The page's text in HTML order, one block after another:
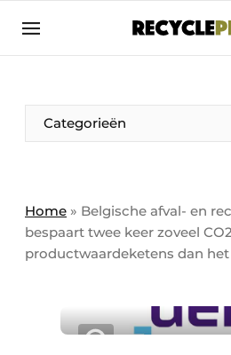
Aanmelden
Bedrijven
Bedrijven
Direct contact
Evenement aanmelden
Podcasts
Categorieën
Column VOORUIT
De Pen
Recyclagebedrijf in de kijker
Home » Belgische afval- en
bespaart twee keer zoveel
productwaardeketens dan